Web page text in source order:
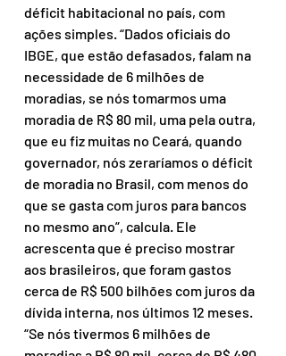
déficit habitacional no país, com
ações simples. “Dados oficiais do
IBGE, que estão defasados, falam na
necessidade de 6 milhões de
moradias, se nós tomarmos uma
moradia de R$ 80 mil, uma pela outra,
que eu fiz muitas no Ceará, quando
governador, nós zeraríamos o déficit
de moradia no Brasil, com menos do
que se gasta com juros para bancos
no mesmo ano”, calcula. Ele
acrescenta que é preciso mostrar
aos brasileiros, que foram gastos
cerca de R$ 500 bilhões com juros da
dívida interna, nos últimos 12 meses.
“Se nós tivermos 6 milhões de